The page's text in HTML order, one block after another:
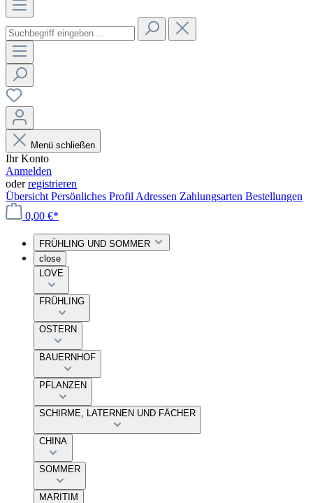
Menü schließen
Ihr Konto
Anmelden
oderregistrieren
Übersicht Persönliches Profil Adressen Zahlungsarten Bestellungen
0,00 €*
FRÜHLING UND SOMMER
close
LOVE
FRÜHLING
OSTERN
BAUERNHOF
PFLANZEN
SCHIRME, LATERNEN UND FÄCHER
CHINA
SOMMER
MARITIM